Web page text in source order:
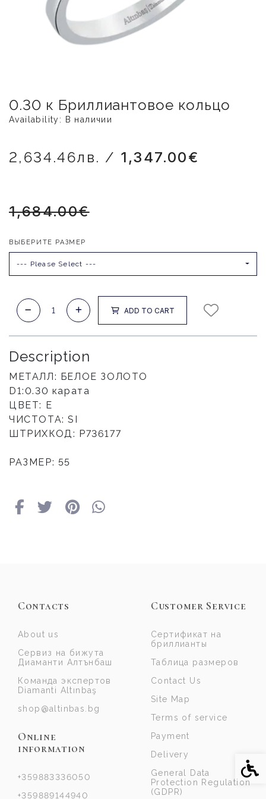
0.30 к Бриллиантовое кольцо
Availability: В наличии
2,634.46лв. / 1,347.00€
1,684.00€
ВЫБЕРИТЕ РАЗМЕР
--- Please Select ---
ADD TO CART
Description
МЕТАЛЛ: БЕЛОЕ ЗОЛОТО
D1:0.30 карата
ЦВЕТ: E
ЧИСТОТА: SI
ШТРИХКОД: P736177
РАЗМЕР: 55
Contacts
About us
Сервиз на бижута
Диаманти Алтънбаш
Команда экспертов
Diamanti Altınbaş
shop@altinbas.bg
Online
information
+359883336050
+359889144940
Customer Service
Сертификат на
бриллианты
Таблица размеров
Contact Us
Site Map
Terms of service
Payment
Delivery
General Data
Protection Regulation
(GDPR)